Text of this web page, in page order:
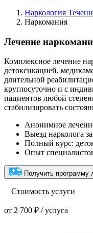
Наркология
Наркомания
Лечение
Комплексное лечение
детоксикацией,
длительной
круглосуточно и с
пациентов любой
стабилизировать
Анонимное
Выезд нарколога
Полный курс:
Опыт
Получить программу
Стоимость услуги
от 2 700 ₽ / услуга